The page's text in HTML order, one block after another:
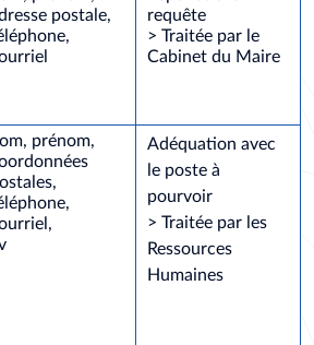
postale,
requête
> Traitée par le
Cabinet du Maire
prénom,
Adéquation avec
le poste à
pourvoir
> Traitée par les
Ressources
Humaines